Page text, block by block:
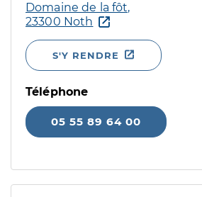
Domaine de la fôt,
23300 Noth
S'Y RENDRE
Téléphone
05 55 89 64 00